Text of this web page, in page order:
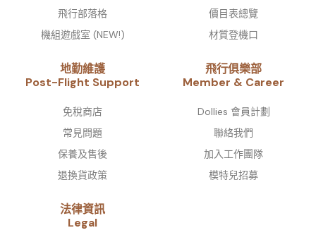
飛行部落格
機組遊戲室 (NEW!)
價目表總覽
材質登機口
地勤維護
Post-Flight Support
免稅商店
常見問題
保養及售後
退換貨政策
飛行俱樂部
Member & Career
Dollies 會員計劃
聯絡我們
加入工作團隊
模特兒招募
法律資訊
Legal